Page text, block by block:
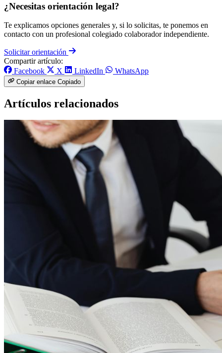
¿Necesitas orientación legal?
Te explicamos opciones generales y, si lo solicitas, te ponemos en
contacto con un profesional colegiado colaborador independiente.
Solicitar orientación
Compartir artículo:
Facebook
X LinkedIn WhatsApp
Copiar enlace Copiado
Artículos relacionados